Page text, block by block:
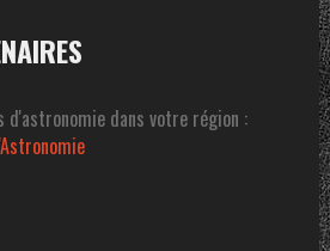
d'astronomie dans votre région :